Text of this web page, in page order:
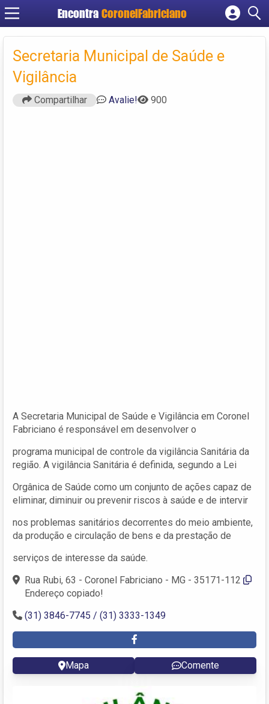
Encontra CoronelFabriciano
Cadastrar empresa
Criar conta
Secretaria Municipal de Saúde e
Vigilância
Compartilhar Avalie! 900
A Secretaria Municipal de Saúde e Vigilância em Coronel
Fabriciano é responsável em desenvolver o
programa municipal de controle da vigilância Sanitária da
região. A vigilância Sanitária é definida, segundo a Lei
Orgânica de Saúde como um conjunto de ações capaz de
eliminar, diminuir ou prevenir riscos à saúde e de intervir
nos problemas sanitários decorrentes do meio ambiente,
da produção e circulação de bens e da prestação de
serviços de interesse da saúde.
Rua Rubi, 63 - Coronel Fabriciano - MG - 35171-112
Endereço copiado!
(31) 3846-7745 / (31) 3333-1349
Mapa Comente